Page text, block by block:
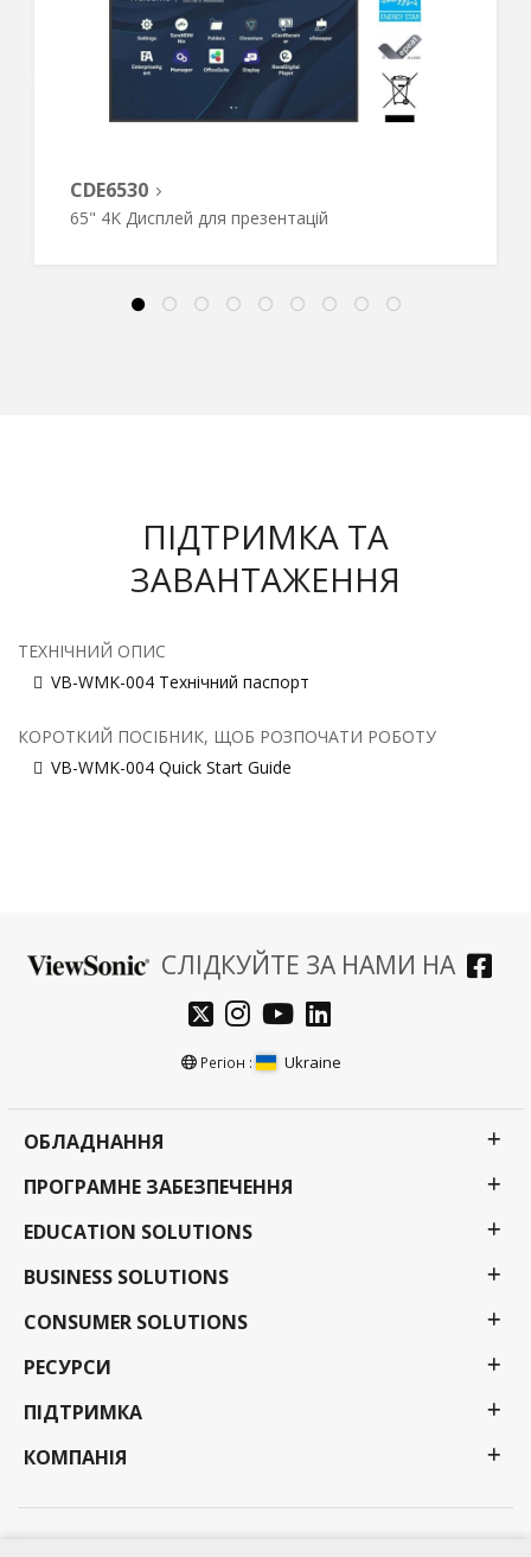
CDE6530
65" 4K Дисплей для презентацій
ПІДТРИМКА ТА
ЗАВАНТАЖЕННЯ
ТЕХНІЧНИЙ ОПИС
VB-WMK-004 Технічний паспорт
КОРОТКИЙ ПОСІБНИК, ЩОБ РОЗПОЧАТИ РОБОТУ
VB-WMK-004 Quick Start Guide
СЛІДКУЙТЕ ЗА НАМИ НА
Регіон : Ukraine
ОБЛАДНАННЯ
ПРОГРАМНЕ ЗАБЕЗПЕЧЕННЯ
EDUCATION SOLUTIONS
BUSINESS SOLUTIONS
CONSUMER SOLUTIONS
РЕСУРСИ
ПІДТРИМКА
КОМПАНІЯ